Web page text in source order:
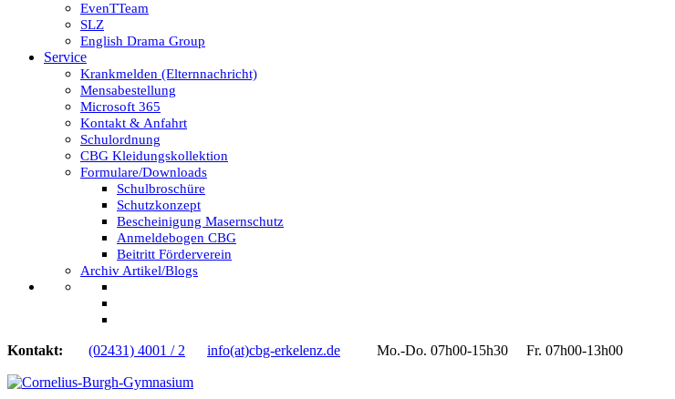
EvenTTeam
SLZ
English Drama Group
Service
Krankmelden (Elternnachricht)
Mensabestellung
Microsoft 365
Kontakt & Anfahrt
Schulordnung
CBG Kleidungskollektion
Formulare/Downloads
Schulbroschüre
Schutzkonzept
Bescheinigung Masernschutz
Anmeldebogen CBG
Beitritt Förderverein
Archiv Artikel/Blogs
Kontakt: (02431) 4001 / 2 info(at)cbg-erkelenz.de Mo.-Do. 07h00-15h30 Fr. 07h00-13h00